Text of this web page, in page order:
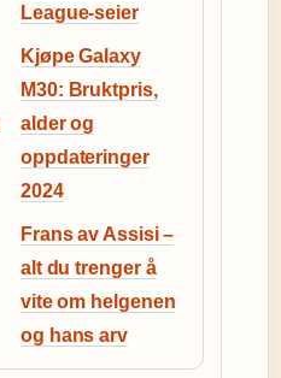
League-seier
Kjøpe Galaxy
M30: Bruktpris,
alder og
oppdateringer
2024
Frans av Assisi –
alt du trenger å
vite om helgenen
og hans arv